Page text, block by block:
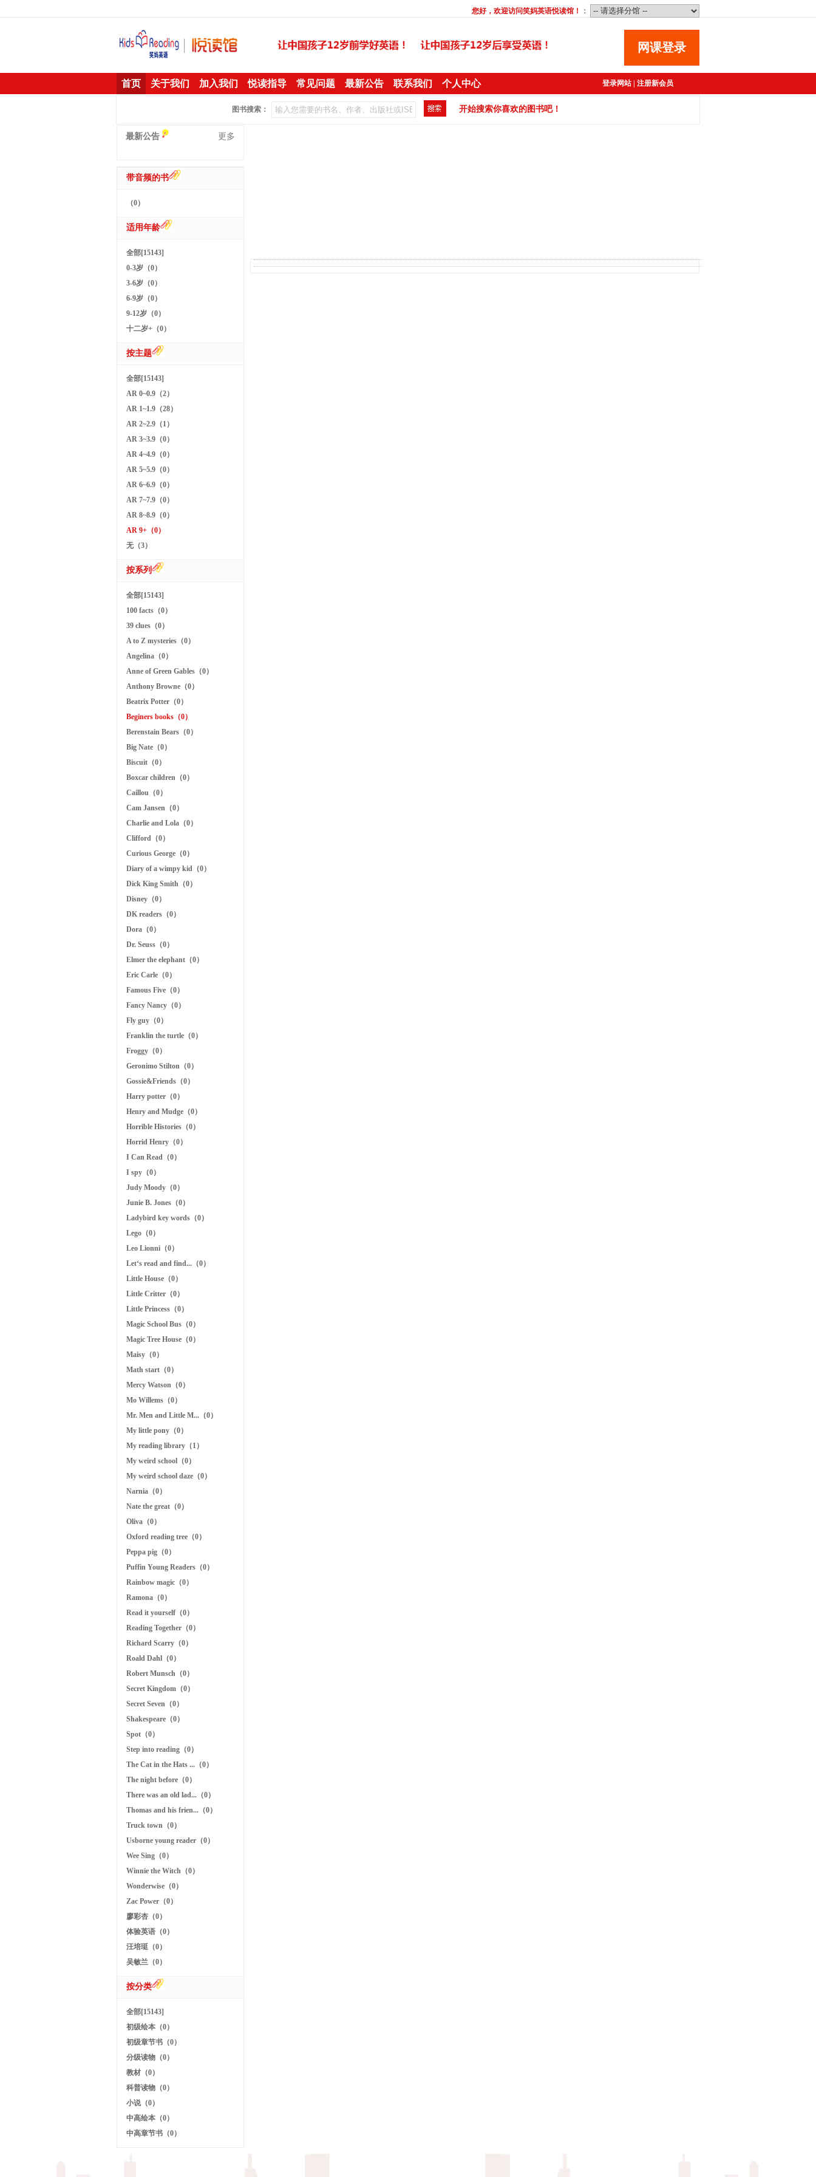
您好，欢迎访问笑妈英语悦读馆 ！ ：
网课登录
首页 关于我们 加入我们 悦读指导 常见问题 最新公告 联系我们 个人中心 登录网站| 注册新会员
图书搜索： 开始搜索你喜欢的图书吧！
最新公告 更多
带音频的书
（0）
适用年龄
全部[15143]
0-3岁（0）
3-6岁（0）
6-9岁（0）
9-12岁（0）
十二岁+（0）
按主题
全部[15143]
AR 0~0.9（2）
AR 1~1.9（28）
AR 2~2.9（1）
AR 3~3.9（0）
AR 4~4.9（0）
AR 5~5.9（0）
AR 6~6.9（0）
AR 7~7.9（0）
AR 8~8.9（0）
AR 9+（0）
无（3）
按系列
全部[15143]
100 facts（0）
39 clues（0）
A to Z mysteries（0）
Angelina（0）
Anne of Green Gables（0）
Anthony Browne（0）
Beatrix Potter（0）
Beginers books（0）
Berenstain Bears（0）
Big Nate（0）
Biscuit（0）
Boxcar children（0）
Caillou（0）
Cam Jansen（0）
Charlie and Lola（0）
Clifford（0）
Curious George（0）
Diary of a wimpy kid（0）
Dick King Smith（0）
Disney（0）
DK readers（0）
Dora（0）
Dr. Seuss（0）
Elmer the elephant（0）
Eric Carle（0）
Famous Five（0）
Fancy Nancy（0）
Fly guy（0）
Franklin the turtle（0）
Froggy（0）
Geronimo Stilton（0）
Gossie&Friends（0）
Harry potter（0）
Henry and Mudge（0）
Horrible Histories（0）
Horrid Henry（0）
I Can Read（0）
I spy（0）
Judy Moody（0）
Junie B. Jones（0）
Ladybird key words（0）
Lego（0）
Leo Lionni（0）
Let‘s read and find...（0）
Little House（0）
Little Critter（0）
Little Princess（0）
Magic School Bus（0）
Magic Tree House（0）
Maisy（0）
Math start（0）
Mercy Watson（0）
Mo Willems（0）
Mr. Men and Little M...（0）
My little pony（0）
My reading library（1）
My weird school（0）
My weird school daze（0）
Narnia（0）
Nate the great（0）
Oliva（0）
Oxford reading tree（0）
Peppa pig（0）
Puffin Young Readers（0）
Rainbow magic（0）
Ramona（0）
Read it yourself（0）
Reading Together（0）
Richard Scarry（0）
Roald Dahl（0）
Robert Munsch（0）
Secret Kingdom（0）
Secret Seven（0）
Shakespeare（0）
Spot（0）
Step into reading（0）
The Cat in the Hats ...（0）
The night before（0）
There was an old lad...（0）
Thomas and his frien...（0）
Truck town（0）
Usborne young reader（0）
Wee Sing（0）
Winnie the Witch（0）
Wonderwise（0）
Zac Power（0）
廖彩杏（0）
体验英语（0）
汪培珽（0）
吴敏兰（0）
按分类
全部[15143]
初级绘本（0）
初级章节书（0）
分级读物（0）
教材（0）
科普读物（0）
小说（0）
中高绘本（0）
中高章节书（0）